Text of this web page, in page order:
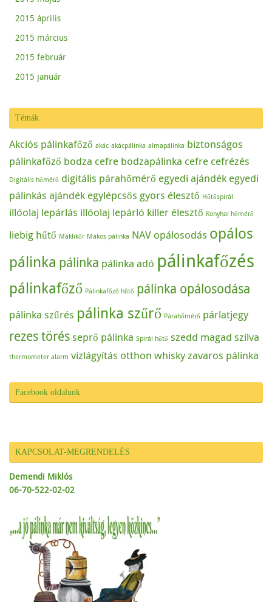
2015 április
2015 március
2015 február
2015 január
Témák
Akciós pálinkafőző akác akácpálinka almapálinka biztonságos
pálinkafőző bodza cefre bodzapálinka cefre cefrézés
Digitális hőmérő digitális párahőmérő egyedi ajándék egyedi
pálinkás ajándék egylépcsős gyors élesztő Hűtőspirál
illóolaj lepárlás illóolaj lepárló killer élesztő Konyhai hőmérő
liebig hűtő Máklikőr Mákos pálinka NAV opálosodás opálos
pálinka pálinka pálinka adó pálinkafőzés
pálinkafőző Pálinkafőző hűtő pálinka opálosodása
pálinka szűrés pálinka szűrő Párahőmérő párlatjegy
rezes törésseprő pálinka Spirál hűtő szedd magad szilva
thermometer alarm vízlágyítás otthon whiskyzavaros pálinka
Facebook oldalunk
KAPCSOLAT-MEGRENDELÉS
Demendi Miklós
06-70-522-02-02